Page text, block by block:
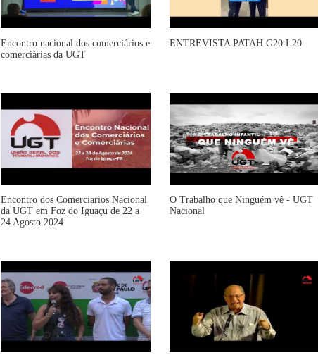
Encontro nacional dos comerciários e
comerciárias da UGT
ENTREVISTA PATAH G20 L20
Encontro dos Comerciarios Nacional
da UGT em Foz do Iguaçu de 22 a
24 Agosto 2024
O Trabalho que Ninguém vê - UGT
Nacional